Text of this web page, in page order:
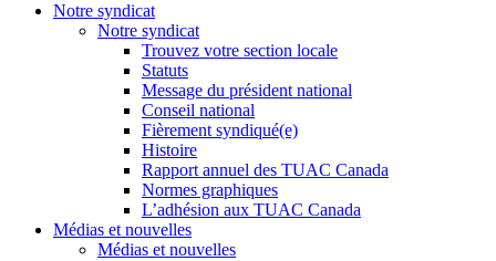
Notre syndicat
Notre syndicat
Trouvez votre section locale
Statuts
Message du président national
Conseil national
Fièrement syndiqué(e)
Histoire
Rapport annuel des TUAC Canada
Normes graphiques
L’adhésion aux TUAC Canada
Médias et nouvelles
Médias et nouvelles